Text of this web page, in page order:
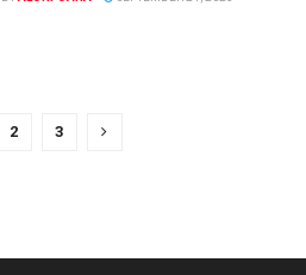
2 3